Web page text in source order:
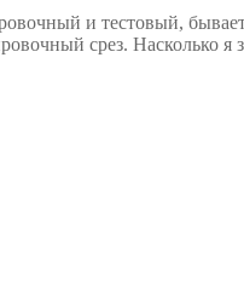
и тестовый,
срез. Насколько я